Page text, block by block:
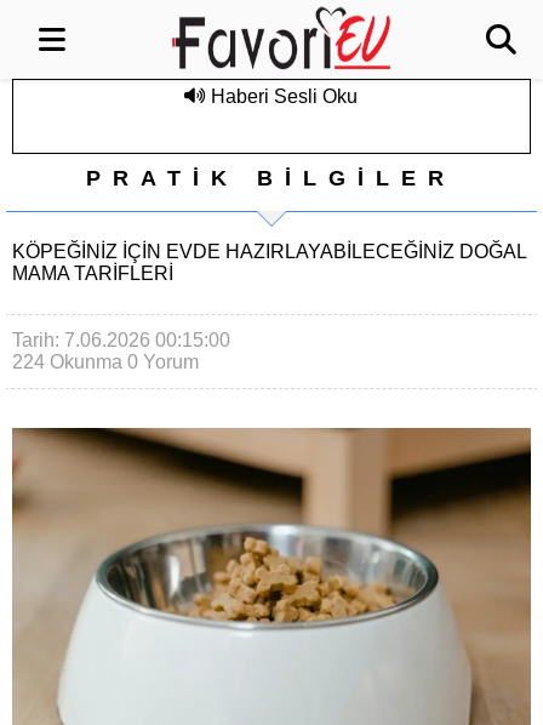
Haberi Sesli Oku
PRATİK BİLGİLER
KÖPEĞINIZ İÇIN EVDE HAZIRLAYABILECEĞINIZ DOĞAL
MAMA TARIFLERI
Tarih: 7.06.2026 00:15:00
224 Okunma 0 Yorum